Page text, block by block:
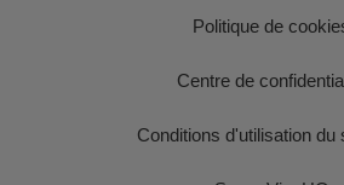
Politique de
Centre de
Conditions d'utilisation du